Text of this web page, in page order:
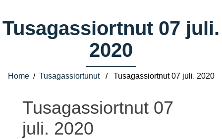
Tusagassiortnut 07 juli.
2020
Home/ Tusagassiortunut/ Tusagassiortnut 07 juli. 2020
Tusagassiortnut 07
juli. 2020